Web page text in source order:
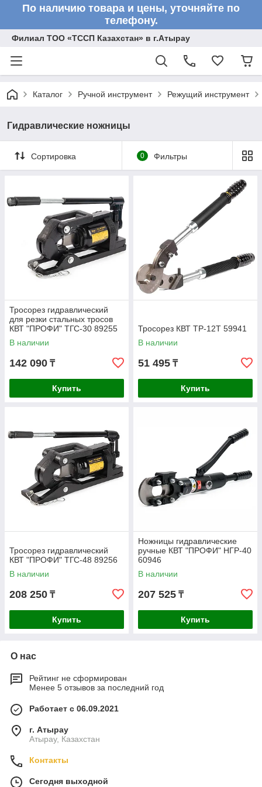
По наличию товара и цены, уточняйте по
телефону.
Филиал ТОО «ТССП Казахстан» в г.Атырау
Каталог Ручной инструмент Режущий инструмент
Гидравлические ножницы
Сортировка 0 Фильтры
Тросорез гидравлический
для резки стальных тросов
КВТ "ПРОФИ" ТГС-30 89255
В наличии
142 090 ₸
Купить
Тросорез КВТ ТР-12T 59941
В наличии
51 495 ₸
Купить
Тросорез гидравлический
КВТ "ПРОФИ" ТГС-48 89256
В наличии
208 250 ₸
Купить
Ножницы гидравлические
ручные КВТ "ПРОФИ" НГР-40
60946
В наличии
207 525 ₸
Купить
О нас
Рейтинг не сформирован
Менее 5 отзывов за последний год
Работает с 06.09.2021
г. Атырау
Атырау, Казахстан
Контакты
Сегодня выходной